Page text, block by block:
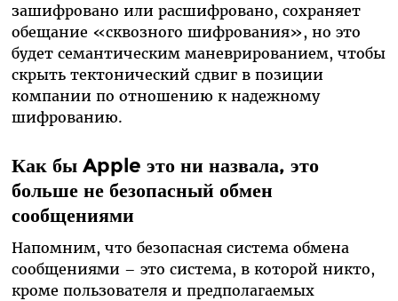
зашифровано или расшифровано, сохраняет
обещание «сквозного шифрования», но это
будет семантическим маневрированием, чтобы
скрыть тектонический сдвиг в позиции
компании по отношению к надежному
шифрованию.
Как бы Apple это ни назвала, это
больше не безопасный обмен
сообщениями
Напомним, что безопасная система обмена
сообщениями – это система, в которой никто,
кроме пользователя и предполагаемых